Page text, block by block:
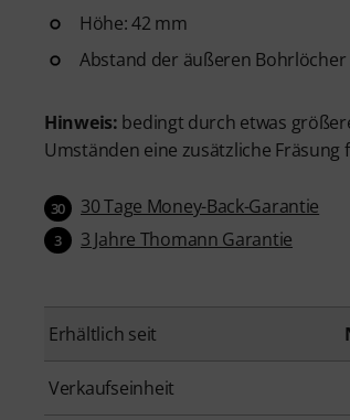
Höhe: 42 mm
Abstand der äußeren
Hinweis: bedingt durch etwas
Umständen eine zusätzliche
30 30 Tage Money-Back-Garantie
3 3 Jahre Thomann Garantie
Erhältlich seit
Verkaufseinheit